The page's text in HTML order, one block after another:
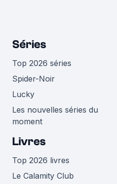
Séries
Top 2026 séries
Spider-Noir
Lucky
Les nouvelles séries du
moment
Livres
Top 2026 livres
Le Calamity Club